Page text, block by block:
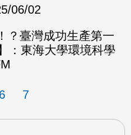
06/02
？臺灣成功生產第一
：東海大學環境科學
6 7